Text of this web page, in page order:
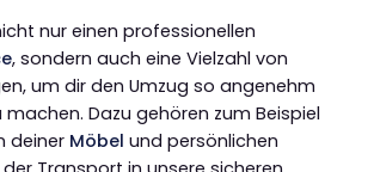
nur einen professionellen
, sondern auch eine Vielzahl von
um dir den Umzug so angenehm
Dazu gehören zum Beispiel
deiner Möbel und persönlichen